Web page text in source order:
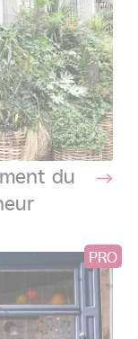
du
PRO